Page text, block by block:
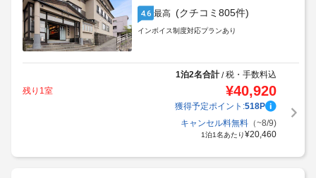
4.6 最高 (クチコミ805件)
インボイス制度対応プランあり
1泊2名合計/税・手数料込
残り1室
¥40,920
獲得予定ポイント:518P
キャンセル料無料（~8/9)
1泊1名あたり¥20,460